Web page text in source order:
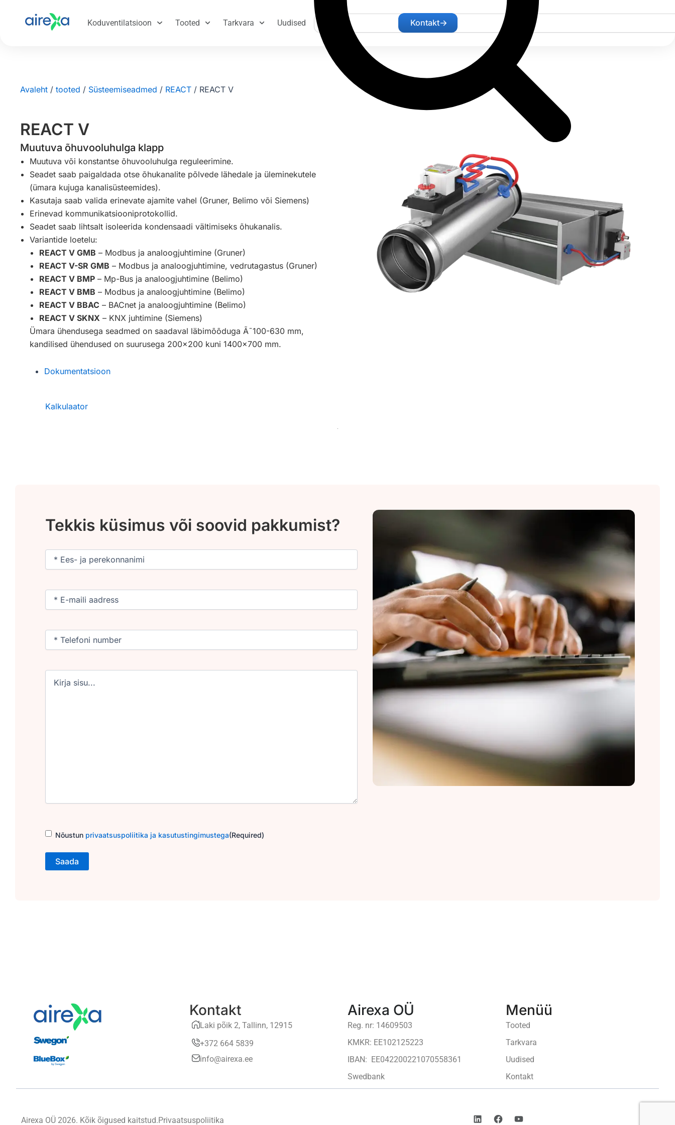
Koduventilatsioon Tooted Tarkvara Uudised
Search Kontakt
Avaleht / tooted / Süsteemiseadmed / REACT / REACT V
REACT V
Muutuva õhuvooluhulga klapp
Muutuva või konstantse õhuvooluhulga reguleerimine.
Seadet saab paigaldada otse õhukanalite põlvede lähedale ja üleminekutele
(ümara kujuga kanalisüsteemides).
Kasutaja saab valida erinevate ajamite vahel (Gruner, Belimo või Siemens)
Erinevad kommunikatsiooniprotokollid.
Seadet saab lihtsalt isoleerida kondensaadi vältimiseks õhukanalis.
Variantide loetelu:
REACT V GMB – Modbus ja analoogjuhtimine (Gruner)
REACT V-SR GMB – Modbus ja analoogjuhtimine, vedrutagastus (Gruner)
REACT V BMP – Mp-Bus ja analoogjuhtimine (Belimo)
REACT V BMB – Modbus ja analoogjuhtimine (Belimo)
REACT V BBAC – BACnet ja analoogjuhtimine (Belimo)
REACT V SKNX – KNX juhtimine (Siemens)
Ümara ühendusega seadmed on saadaval läbimõõduga Ã˜100-630 mm,
kandilised ühendused on suurusega 200×200 kuni 1400×700 mm.
Dokumentatsioon
Kalkulaator
Tekkis küsimus või soovid pakkumist?
Nimi
Email
Phone
Untitled
Consent (Required)
Nõustun privaatsuspoliitika ja kasutustingimustega(Required)
Kontakt
Laki põik 2, Tallinn, 12915
+372 664 5839
info@airexa.ee
Airexa OÜ
Reg. nr: 14609503
KMKR: EE102125223
IBAN: EE042200221070558361
Swedbank
Menüü
Tooted
Tarkvara
Uudised
Kontakt
Airexa OÜ 2026. Kõik õigused kaitstud.Privaatsuspoliitika